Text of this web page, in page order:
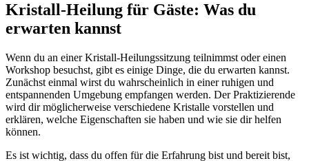
Kristall-Heilung für Gäste: Was du
erwarten kannst
Wenn du an einer Kristall-Heilungssitzung teilnimmst oder einen
Workshop besuchst, gibt es einige Dinge, die du erwarten kannst.
Zunächst einmal wirst du wahrscheinlich in einer ruhigen und
entspannenden Umgebung empfangen werden. Der Praktizierende
wird dir möglicherweise verschiedene Kristalle vorstellen und
erklären, welche Eigenschaften sie haben und wie sie dir helfen
können.
Es ist wichtig, dass du offen für die Erfahrung bist und bereit bist,